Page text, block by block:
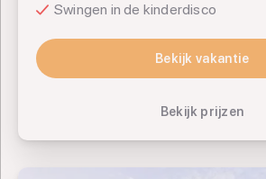
Swingen in de kinderdisco
Bekijk vakantie
Bekijk prijzen
Bekijk vakantie